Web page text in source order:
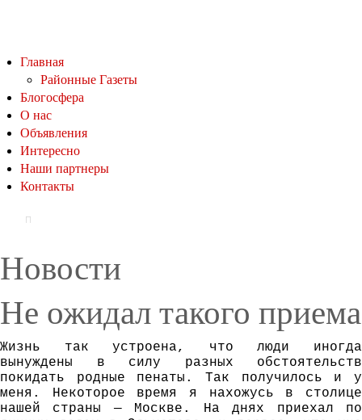
Главная
Районные Газеты
Блогосфера
О нас
Объявления
Интересно
Наши партнеры
Контакты
Новости
Не ожидал такого приема
Жизнь так устроена, что люди иногда
вынуждены в силу разных обстоятельств
покидать родные пенаты. Так получилось и у
меня. Некоторое время я нахожусь в столице
нашей страны — Москве. На днях приехал по